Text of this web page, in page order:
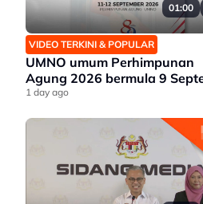
01:00
VIDEO TERKINI & POPULAR
UMNO umum Perhimpunan
Agung 2026 bermula 9
1 day ago